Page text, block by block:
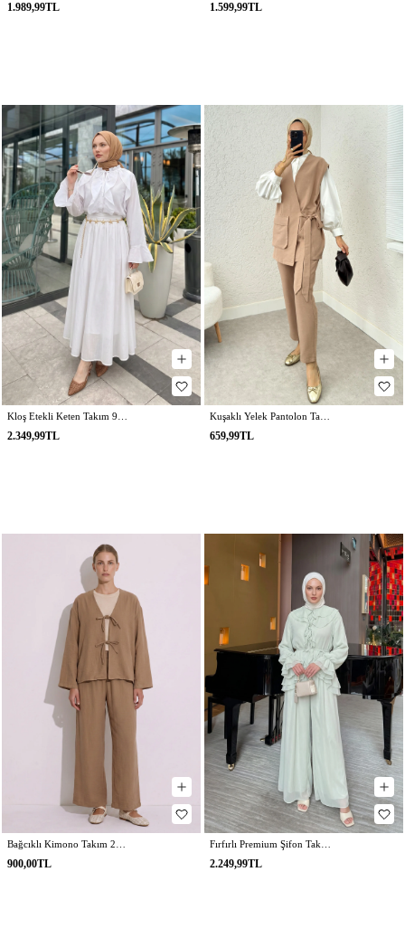
1.989,99TL 1.599,99TL
2.349,99TL 659,99TL
900,00TL 2.249,99TL